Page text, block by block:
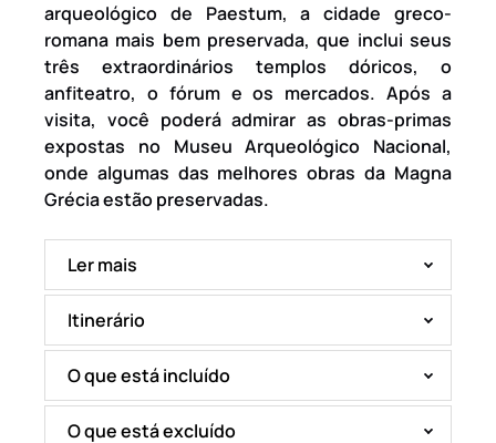
arqueológico de Paestum, a cidade greco-
romana mais bem preservada, que inclui seus
três extraordinários templos dóricos, o
anfiteatro, o fórum e os mercados. Após a
visita, você poderá admirar as obras-primas
expostas no Museu Arqueológico Nacional,
onde algumas das melhores obras da Magna
Grécia estão preservadas.
Ler mais
Itinerário
O que está incluído
O que está excluído